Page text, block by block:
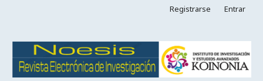
Registrarse Entrar